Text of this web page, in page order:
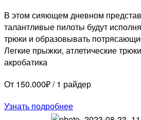
В этом сияющем дневном
талантливые пилоты будут
трюки и образовывать
Легкие прыжки, атлетические
акробатика
От 150.000₽ / 1 райдер
Узнать подробнее